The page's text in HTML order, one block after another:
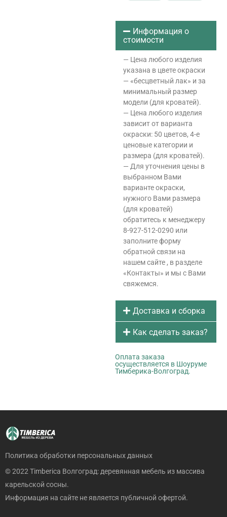
Информация о
стоимости
— Цена любого изделия
указана в цвете окраски
— «бесцветный лак» и за
минимальный размер
модели (для кроватей).
— Цена любого изделия
зависит от варианта
окраски: 50 цветов, 4-е
ценовые категории и
размера (для кроватей).
— Для уточнения цены в
выбранном Вами
варианте окраски,
нужного Вами размера
(для кроватей)
обратитесь к менеджеру
8-927-512-0290 или
заполните форму
обратной связи на
нашем сайте , в разделе
«Контакты» и мы с Вами
свяжемся.
Доставка и сборка
Как сделать заказ?
Оплата заказа
осуществляется в Шоуруме
Тимберика-Волгоград.
Политика обработки персональных данных
© 2022 Timberica Волгоград: деревянная мебель из массива
карельской сосны.
Информация на сайте не является публичной офертой.